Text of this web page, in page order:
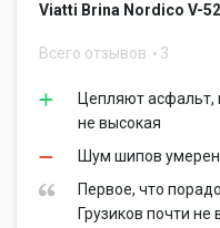
Viatti Brina Nordico V-
Всего отзывов 3
Цепляют асфальт,
не высокая
Шум шипов
Первое, что
Грузиков почти